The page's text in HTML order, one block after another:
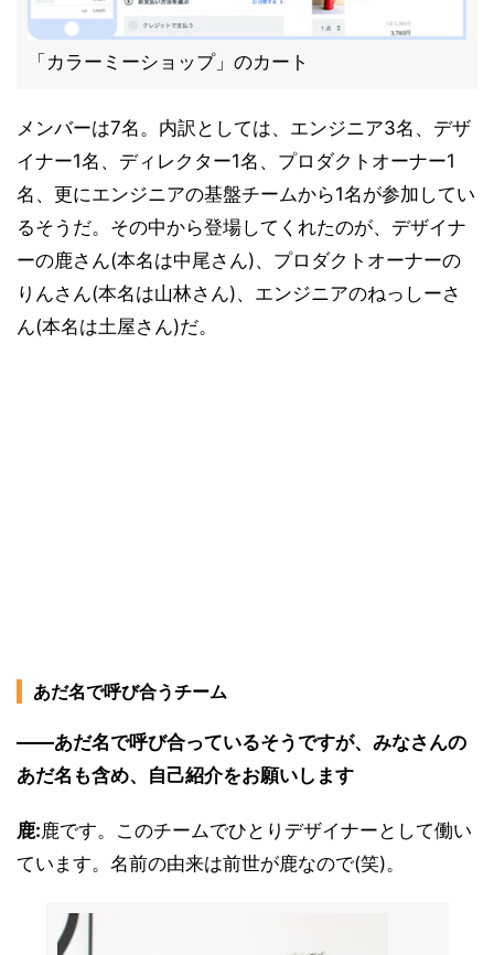
「カラーミーショップ」のカート
メンバーは7名。内訳としては、エンジニア3名、デザ
イナー1名、ディレクター1名、プロダクトオーナー1
名、更にエンジニアの基盤チームから1名が参加してい
るそうだ。その中から登場してくれたのが、デザイナ
ーの鹿さん(本名は中尾さん)、プロダクトオーナーの
りんさん(本名は山林さん)、エンジニアのねっしーさ
ん(本名は土屋さん)だ。
あだ名で呼び合うチーム
――あだ名で呼び合っているそうですが、みなさんの
あだ名も含め、自己紹介をお願いします
鹿:鹿です。このチームでひとりデザイナーとして働い
ています。名前の由来は前世が鹿なので(笑)。